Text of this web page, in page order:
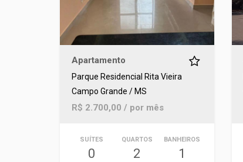
Apartamento
Parque Residencial Rita Vieira
Campo Grande / MS
R$ 2.700,00 / por mês
SUÍTES
0
QUARTOS
2
BANHEIROS
1